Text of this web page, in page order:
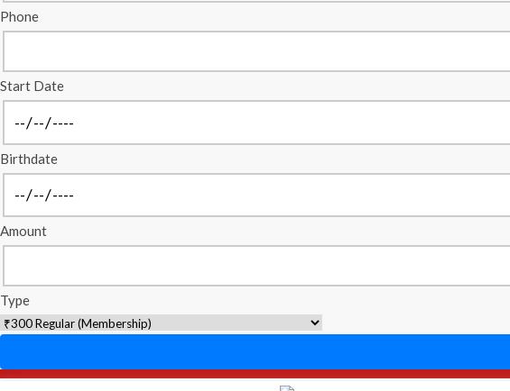
Phone
Start Date
Birthdate
Amount
Type